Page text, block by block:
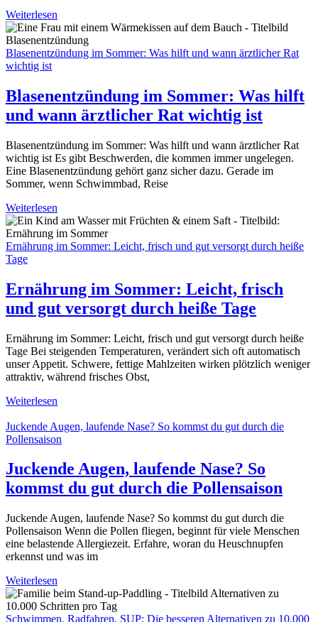
Weiterlesen
Blasenentzündung im Sommer: Was hilft und wann ärztlicher Rat
wichtig ist
Blasenentzündung im Sommer: Was hilft
und wann ärztlicher Rat wichtig ist
Blasenentzündung im Sommer: Was hilft und wann ärztlicher Rat
wichtig ist Es gibt Beschwerden, die kommen immer ungelegen.
Eine Blasenentzündung gehört ganz sicher dazu. Gerade im
Sommer, wenn Schwimmbad, Reise
Weiterlesen
Ernährung im Sommer: Leicht, frisch und gut versorgt durch heiße
Tage
Ernährung im Sommer: Leicht, frisch
und gut versorgt durch heiße Tage
Ernährung im Sommer: Leicht, frisch und gut versorgt durch heiße
Tage Bei steigenden Temperaturen, verändert sich oft automatisch
unser Appetit. Schwere, fettige Mahlzeiten wirken plötzlich weniger
attraktiv, während frisches Obst,
Weiterlesen
Juckende Augen, laufende Nase? So kommst du gut durch die
Pollensaison
Juckende Augen, laufende Nase? So
kommst du gut durch die Pollensaison
Juckende Augen, laufende Nase? So kommst du gut durch die
Pollensaison Wenn die Pollen fliegen, beginnt für viele Menschen
eine belastende Allergiezeit. Erfahre, woran du Heuschnupfen
erkennst und was im
Weiterlesen
Schwimmen, Radfahren, SUP: Die besseren Alternativen zu 10.000